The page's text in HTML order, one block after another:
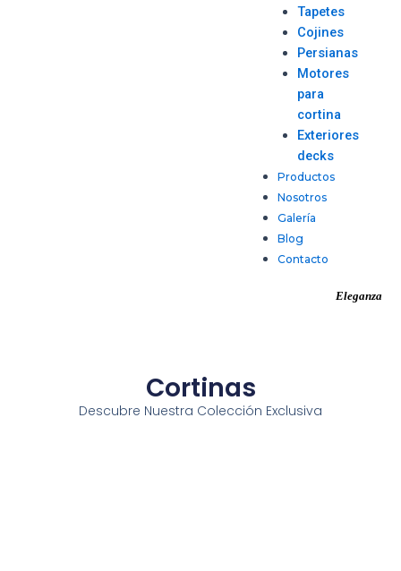
Tapetes
Cojines
Persianas
Motores
para
cortina
Exteriores
decks
Productos
Nosotros
Galería
Blog
Contacto
Eleganza
Cortinas
Descubre Nuestra Colección Exclusiva